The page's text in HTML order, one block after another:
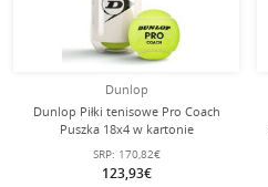
Dunlop
Dunlop Piłki tenisowe Pro Coach
Puszka 18x4 w kartonie
SRP: 170,82€
123,93€